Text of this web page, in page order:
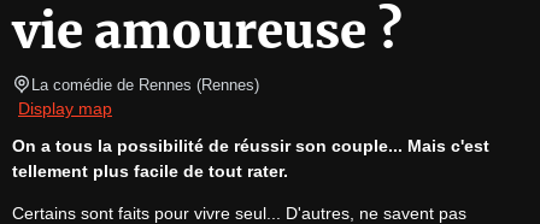
vie amoureuse ?
La comédie de Rennes (Rennes)
Display map
On a tous la possibilité de réussir son couple... Mais c'est
tellement plus facile de tout rater.
Certains sont faits pour vivre seul... D'autres, ne savent pas